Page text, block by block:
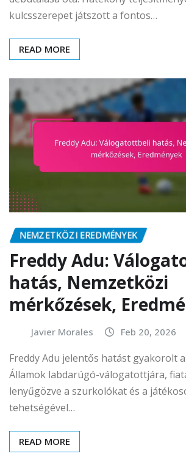
kulcsszerepet játszott a fontos…
READ MORE
NEMZETKÖZI EREDMÉNYEK
Freddy Adu:
hatás, Nemzetközi
mérkőzések,
Javier Morales Feb 20, 2026
Freddy Adu jelentős hatást gyakorolt
Államok labdarúgó-válogatottjára,
lenyűgözve a szurkolókat és a
tehetségével…
READ MORE